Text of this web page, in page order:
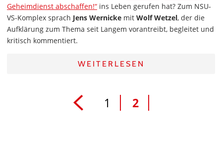
Geheimdienst abschaffen!“ ins Leben gerufen hat? Zum NSU-
VS-Komplex sprach Jens Wernicke mit Wolf Wetzel, der die
Aufklärung zum Thema seit Langem vorantreibt, begleitet und
kritisch kommentiert.
WEITERLESEN
1 2